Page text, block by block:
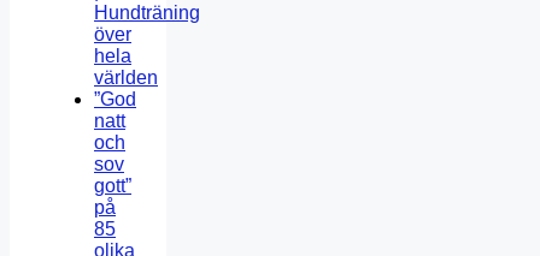
Hundträning
över
hela
världen
”God
natt
och
sov
gott”
på
85
olika